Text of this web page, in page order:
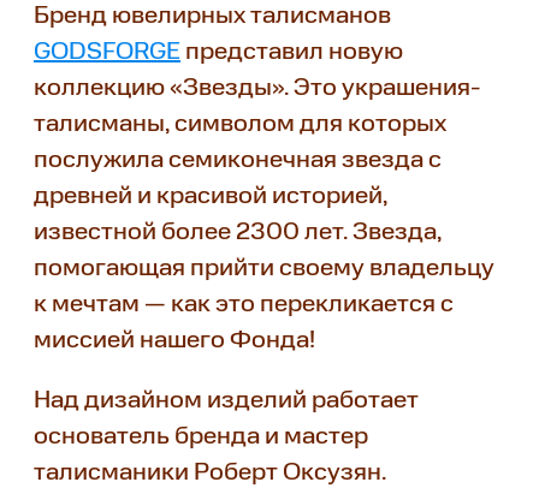
Бренд ювелирных талисманов
GODSFORGE представил новую
коллекцию «Звезды». Это украшения-
талисманы, символом для которых
послужила семиконечная звезда с
древней и красивой историей,
известной более 2300 лет. Звезда,
помогающая прийти своему владельцу
к мечтам — как это перекликается с
миссией нашего Фонда!
Над дизайном изделий работает
основатель бренда и мастер
талисманики Роберт Оксузян.